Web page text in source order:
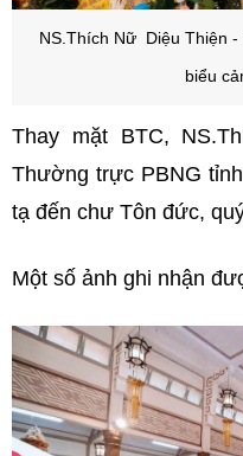
NS.Thích Nữ Diệu Thiện
biểu
Thay mặt BTC,
Thường trực PBNG
tạ đến chư Tôn đức,
Một số ảnh ghi nhận